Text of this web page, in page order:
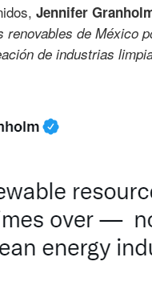
Jennifer
renovables de México
de industrias